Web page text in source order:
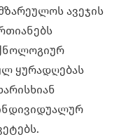
ავეჯის
ყურადღებას